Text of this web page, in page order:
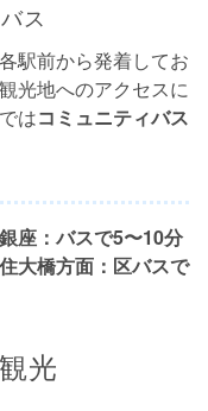
ス
駅前から発着してお
光地へのアクセスに
はコミュニティバス
座： バスで5〜10分
大橋方面： 区バスで
光